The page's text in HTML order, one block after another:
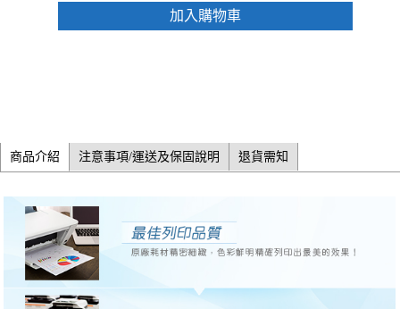
加入購物車
商品介紹 注意事項/運送及保固說明 退貨需知